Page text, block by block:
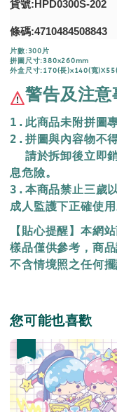
貨號:HPD0300S-202
條碼:4710484508843
片數:300片
拼圖尺寸:380x260mm
外盒尺寸:170(長)x140(寬
警告及注意
1.此商品未附拼圖
2.拼圖與內容物不
請於拆卸後立即
息危險。
3.本商品禁止三歲
成人監護下正確使用
【貼心提醒】本網
樣品僅供參考，商
不含情境照之任何
您可能也喜歡